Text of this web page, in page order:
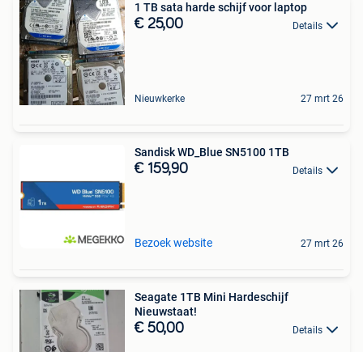
1 TB sata harde schijf voor laptop
€ 25,00 Details
Nieuwkerke 27 mrt 26
Sandisk WD_Blue SN5100 1TB
€ 159,90 Details
Bezoek website 27 mrt 26
Seagate 1TB Mini Hardeschijf
Nieuwstaat!
€ 50,00 Details